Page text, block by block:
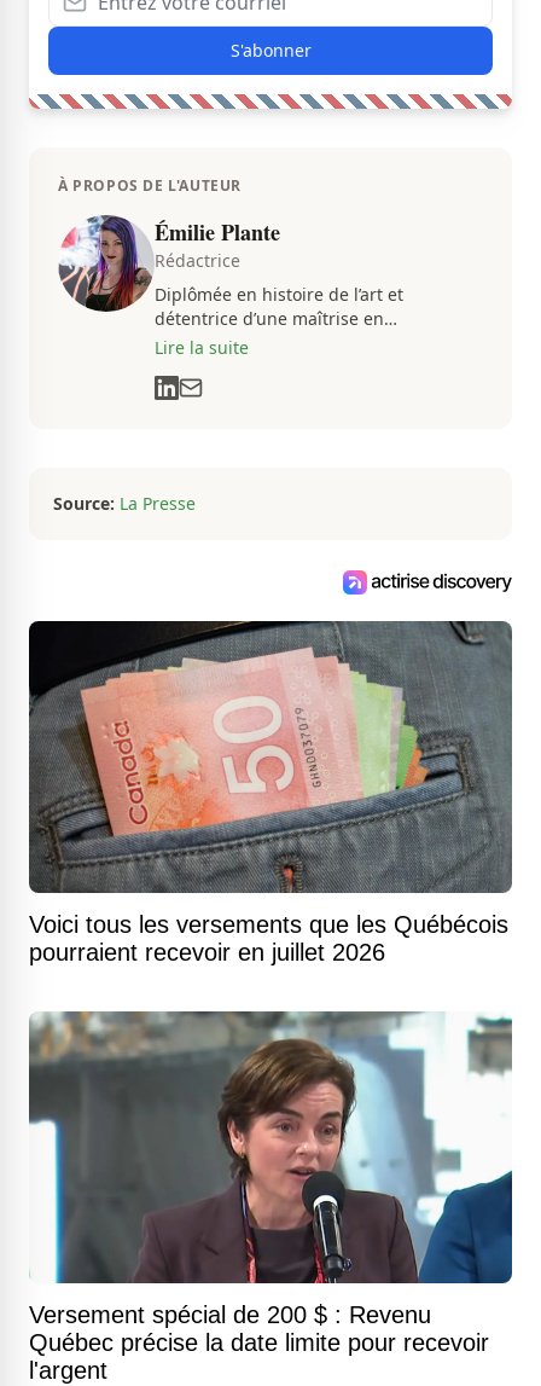
S'abonner
À PROPOS DE L'AUTEUR
Émilie Plante
Rédactrice
Diplômée en histoire de l’art et
détentrice d’une maîtrise en
muséologie, Émilie gravite dans
communications depuis près de deux
Lire la suite
Source: La Presse
Voici tous les versements que les Québécois
pourraient recevoir en juillet 2026
Versement spécial de 200 $ : Revenu
Québec précise la date limite pour recevoir
l'argent